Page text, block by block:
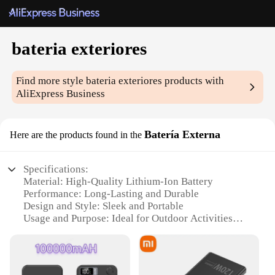
bateria exteriores
Find more stylebateria exteriores products with
AliExpress Business
Here are the products found in the Batería Externa
Specifications:
Material: High-Quality Lithium-Ion Battery
Performance: Long-Lasting and Durable
Design and Style: Sleek and Portable
Usage and Purpose: Ideal for Outdoor Activities
Capacity: High-Capacity for Extended Use
Features: